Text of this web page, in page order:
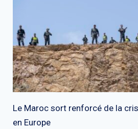
Le Maroc sort renforcé de la
en Europe